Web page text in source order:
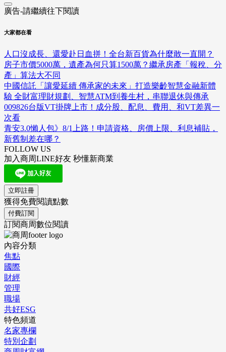
廣告-請繼續往下閱讀
大家都在看
人口沒成長、還愛赴日血拼！全台新百貨為什麼敢一直開？
房子市價5000萬，遺產為何只算1500萬？繼承房產「報稅、分
產」算法大不同
中國信託「讓愛延續 傳承家的未來」打造樂齡智慧金融新體
驗 全財富理財規劃、智慧ATM到養生村，串聯退休與傳承
009826台版VT掛牌上市！成分股、配息、費用、和VT差異一
次看
青安3.0懶人包》8/1上路！申請資格、房價上限、利息補貼，
新舊制差在哪？
FOLLOW US
加入商周LINE好友 秒懂新商業
立即註冊
獲得免費閱讀點數
付費訂閱
訂閱商周數位閱讀
內容分類
焦點
國際
財經
管理
職場
共好ESG
特色頻道
名家專欄
特別企劃